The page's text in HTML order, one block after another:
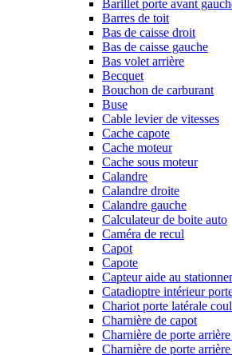
Barillet porte avant
Barres de toit
Bas de caisse droit
Bas de caisse gauche
Bas volet arrière
Becquet
Bouchon de carburant
Buse
Cable levier de vitesses
Cache capote
Cache moteur
Cache sous moteur
Calandre
Calandre droite
Calandre gauche
Calculateur de boite auto
Caméra de recul
Capot
Capote
Capteur aide au
Catadioptre intérieur
Chariot porte latérale
Charnière de capot
Charnière de porte
Charnière de porte